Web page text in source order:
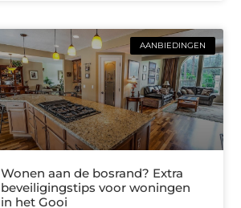
AANBIEDINGEN
Wonen aan de bosrand? Extra
beveiligingstips voor woningen
in het Gooi